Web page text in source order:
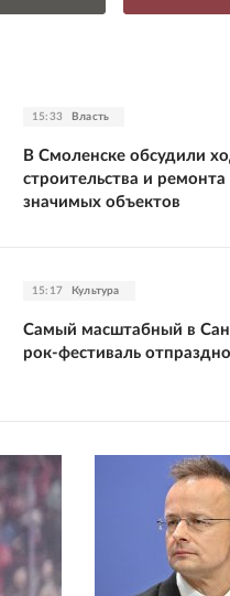
15:33 Власть
В Смоленске обсудили
строительства и ремонта
значимых объектов
15:17 Культура
Самый масштабный в
рок-фестиваль